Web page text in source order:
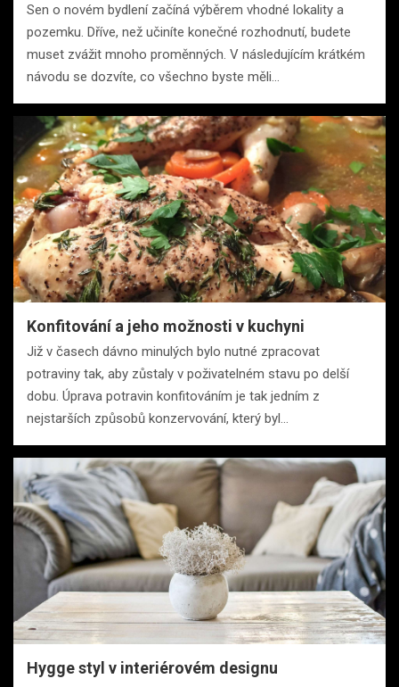
Sen o novém bydlení začíná výběrem vhodné lokality a
pozemku. Dříve, než učiníte konečné rozhodnutí, budete
muset zvážit mnoho proměnných. V následujícím krátkém
návodu se dozvíte, co všechno byste měli…
Konfitování a jeho možnosti v kuchyni
Již v časech dávno minulých bylo nutné zpracovat
potraviny tak, aby zůstaly v poživatelném stavu po delší
dobu. Úprava potravin konfitováním je tak jedním z
nejstarších způsobů konzervování, který byl…
Hygge styl v interiérovém designu